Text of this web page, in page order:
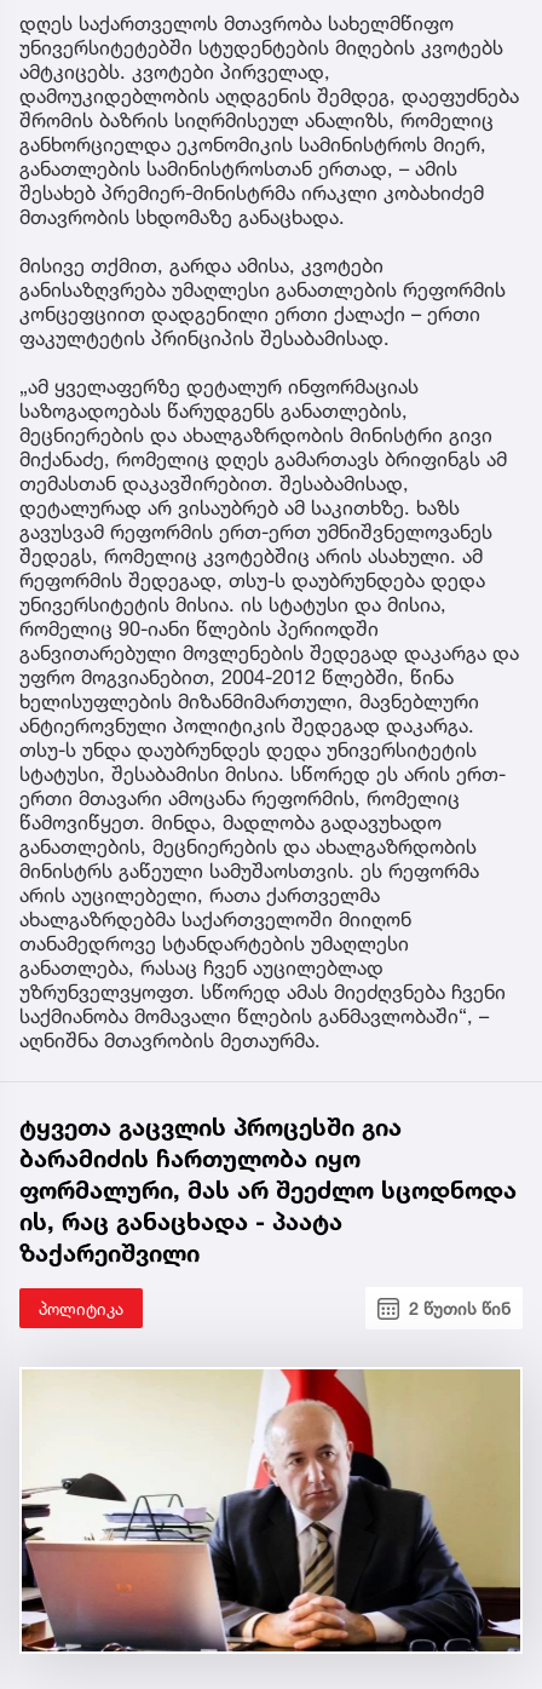
გადაარჩინეს
დღეს საქართველოს მთავრობა სახელმწიფო
უნივერსიტეტებში სტუდენტების მიღების კვოტებს
ამტკიცებს. კვოტები პირველად,
დამოუკიდებლობის აღდგენის შემდეგ, დაეფუძნება
შრომის ბაზრის სიღრმისეულ ანალიზს, რომელიც
განხორციელდა ეკონომიკის სამინისტროს მიერ,
განათლების სამინისტროსთან ერთად, – ამის
შესახებ პრემიერ-მინისტრმა ირაკლი კობახიძემ
მთავრობის სხდომაზე განაცხადა.
მისივე თქმით, გარდა ამისა, კვოტები
განისაზღვრება უმაღლესი განათლების რეფორმის
კონცეფციით დადგენილი ერთი ქალაქი – ერთი
ფაკულტეტის პრინციპის შესაბამისად.
„ამ ყველაფერზე დეტალურ ინფორმაციას
საზოგადოებას წარუდგენს განათლების,
მეცნიერების და ახალგაზრდობის მინისტრი გივი
მიქანაძე, რომელიც დღეს გამართავს ბრიფინგს ამ
თემასთან დაკავშირებით. შესაბამისად,
დეტალურად არ ვისაუბრებ ამ საკითხზე. ხაზს
გავუსვამ რეფორმის ერთ-ერთ უმნიშვნელოვანეს
შედეგს, რომელიც კვოტებშიც არის ასახული. ამ
რეფორმის შედეგად, თსუ-ს დაუბრუნდება დედა
უნივერსიტეტის მისია. ის სტატუსი და მისია,
რომელიც 90-იანი წლების პერიოდში
განვითარებული მოვლენების შედეგად დაკარგა და
უფრო მოგვიანებით, 2004-2012 წლებში, წინა
ხელისუფლების მიზანმიმართული, მავნებლური
ანტიეროვნული პოლიტიკის შედეგად დაკარგა.
თსუ-ს უნდა დაუბრუნდეს დედა უნივერსიტეტის
სტატუსი, შესაბამისი მისია. სწორედ ეს არის ერთ-
ერთი მთავარი ამოცანა რეფორმის, რომელიც
წამოვიწყეთ. მინდა, მადლობა გადავუხადო
განათლების, მეცნიერების და ახალგაზრდობის
მინისტრს გაწეული სამუშაოსთვის. ეს რეფორმა
არის აუცილებელი, რათა ქართველმა
ახალგაზრდებმა საქართველოში მიიღონ
თანამედროვე სტანდარტების უმაღლესი
განათლება, რასაც ჩვენ აუცილებლად
უზრუნველვყოფთ. სწორედ ამას მიეძღვნება ჩვენი
საქმიანობა მომავალი წლების განმავლობაში“, –
აღნიშნა მთავრობის მეთაურმა.
ტყვეთა გაცვლის პროცესში გია
ბარამიძის ჩართულობა იყო
ფორმალური, მას არ შეეძლო სცოდნოდა
ის, რაც განაცხადა - პაატა
ზაქარეიშვილი
პოლიტიკა 2 წუთის წინ